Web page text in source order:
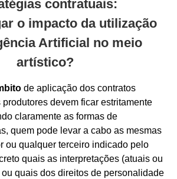
contratuais:
o impacto da utilização
Artificial no meio
artístico?
de aplicação dos contratos
devem ficar estritamente
claramente as formas de
quem pode levar a cabo as mesmas
ou qualquer terceiro indicado pelo
quais as interpretações (atuais ou
quais dos direitos de personalidade